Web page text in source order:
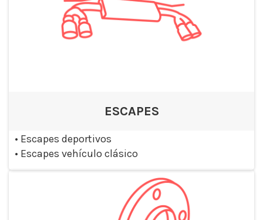
ESCAPES
• Escapes deportivos
• Escapes vehículo clásico